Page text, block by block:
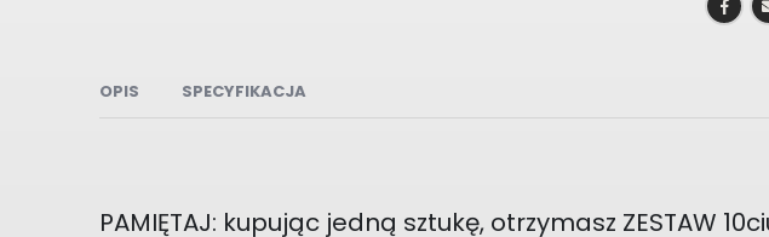
OPIS SPECYFIKACJA
PAMIĘTAJ: kupując jedną sztukę, otrzymasz ZESTAW